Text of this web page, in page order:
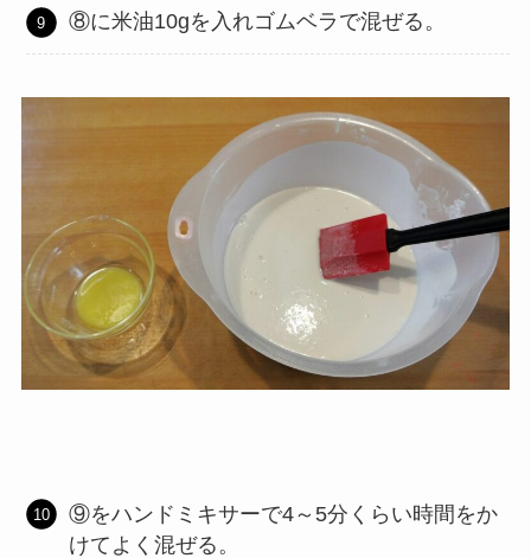
⑧に米油10gを入れゴムベラで混ぜる。
⑨をハンドミキサーで4～5分くらい時間をか
けてよく混ぜる。